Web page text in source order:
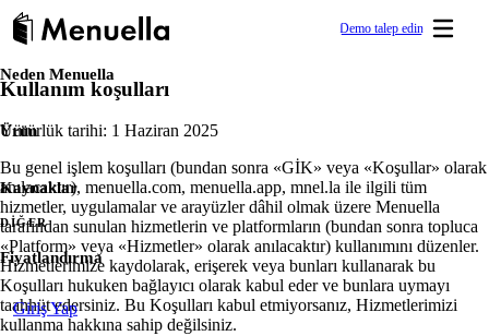
Demo talep edin
Hızlı başlayın
DIJITAL GÖRÜNÜRLÜK & MARKA
Restaurant Website
Dijital ve QR menü
Maksimum görünürlük için profesyonel dijital menü—5
sisteminizle otomatik senkron.
Restoran SEO
Menuella sitenize gömülü teknik ve sayfa içi SEO ile
ÖĞREN
Yardım Merkezi
Akademi
Eğitimler, kurslar ve makalelerle öğrenin.
Blog
Dijital menüler ve restoran yönetimiyle ilgili içerikler.
Neden Menuella
Ürün
Kaynaklar
DIĞER
Fiyatlandırma
Giriş Yap
Kullanım koşulları
Yürürlük tarihi: 1 Haziran 2025
Bu genel işlem koşulları (bundan sonra «GİK» veya «Koşullar» olarak
anılacaktır), menuella.com, menuella.app, mnel.la ile ilgili tüm
hizmetler, uygulamalar ve arayüzler dâhil olmak üzere Menuella
tarafından sunulan hizmetlerin ve platformların (bundan sonra topluca
«Platform» veya «Hizmetler» olarak anılacaktır) kullanımını düzenler.
Hizmetlerimize kaydolarak, erişerek veya bunları kullanarak bu
Koşulları hukuken bağlayıcı olarak kabul eder ve bunlara uymayı
taahhüt edersiniz. Bu Koşulları kabul etmiyorsanız, Hizmetlerimizi
kullanma hakkına sahip değilsiniz.